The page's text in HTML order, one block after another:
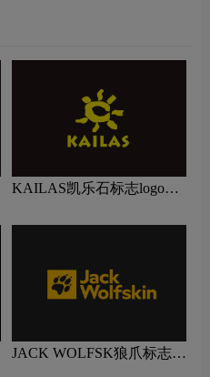
KAILAS凯乐石标志logo图
JACK WOLFSK狼爪标志